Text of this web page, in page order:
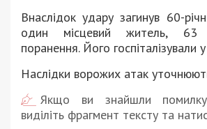
Внаслідок удару загинув 60-
один місцевий житель, 63
поранення. Його госпіталізували
Наслідки ворожих атак
Якщо ви знайшли
виділіть фрагмент тексту та